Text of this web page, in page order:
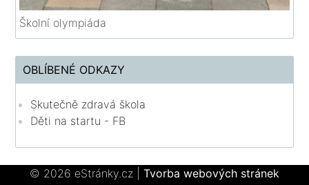
Školní olympiáda
OBLÍBENÉ ODKAZY
Skutečně zdravá škola
Děti na startu - FB
© 2026 eStránky.cz Tvorba webových stránek